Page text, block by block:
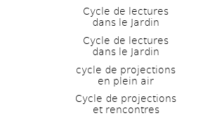
Cycle de lectures
dans le Jardin
Cycle de lectures
dans le Jardin
cycle de projections
en plein air
Cycle de projections
et rencontres